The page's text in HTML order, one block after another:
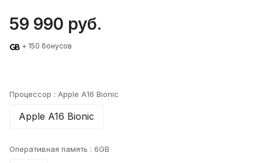
59 990 руб.
+ 150 бонусов
Процессор : Apple A16 Bionic
Apple A16 Bionic
Оперативная память : 6GB